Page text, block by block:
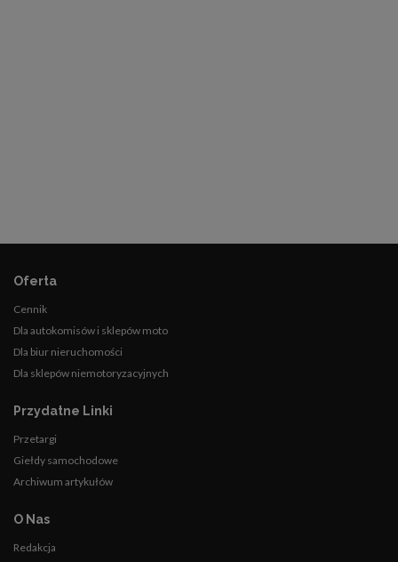
Oferta
Cennik
Dla autokomisów i sklepów moto
Dla biur nieruchomości
Dla sklepów niemotoryzacyjnych
Przydatne Linki
Przetargi
Giełdy samochodowe
Archiwum artykułów
O Nas
Redakcja